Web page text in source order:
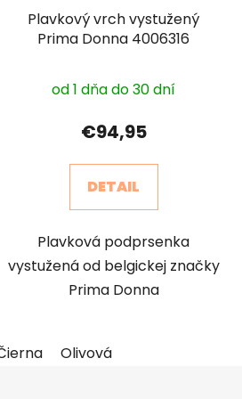
Plavkový vrch vystužený
Prima Donna 4006316
od 1 dňa do 30 dní
€94,95
DETAIL
Plavková podprsenka
vystužená od belgickej značky
Prima Donna
Olivová